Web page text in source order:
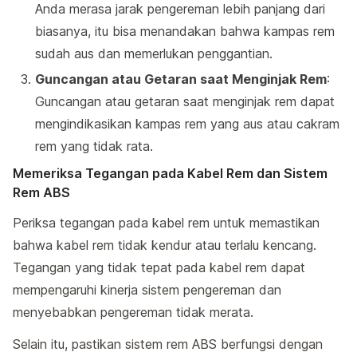
Anda merasa jarak pengereman lebih panjang dari
biasanya, itu bisa menandakan bahwa kampas rem
sudah aus dan memerlukan penggantian.
Guncangan atau Getaran saat Menginjak Rem:
Guncangan atau getaran saat menginjak rem dapat
mengindikasikan kampas rem yang aus atau cakram
rem yang tidak rata.
Memeriksa Tegangan pada Kabel Rem dan Sistem
Rem ABS
Periksa tegangan pada kabel rem untuk memastikan
bahwa kabel rem tidak kendur atau terlalu kencang.
Tegangan yang tidak tepat pada kabel rem dapat
mempengaruhi kinerja sistem pengereman dan
menyebabkan pengereman tidak merata.
Selain itu, pastikan sistem rem ABS berfungsi dengan